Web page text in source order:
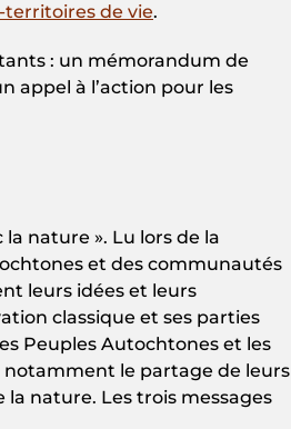
territoires de vie.
: un mémorandum de
appel à l’action pour les
nature ». Lu lors de la
et des communautés
leurs idées et leurs
classique et ses parties
Peuples Autochtones et les
le partage de leurs
la nature. Les trois messages